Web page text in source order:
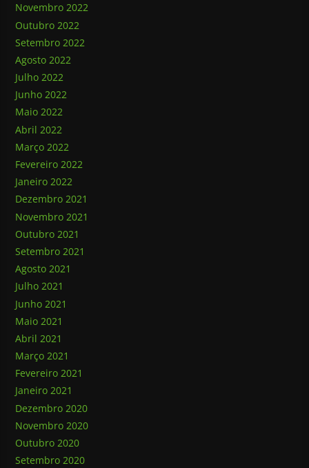
Novembro 2022
Outubro 2022
Setembro 2022
Agosto 2022
Julho 2022
Junho 2022
Maio 2022
Abril 2022
Março 2022
Fevereiro 2022
Janeiro 2022
Dezembro 2021
Novembro 2021
Outubro 2021
Setembro 2021
Agosto 2021
Julho 2021
Junho 2021
Maio 2021
Abril 2021
Março 2021
Fevereiro 2021
Janeiro 2021
Dezembro 2020
Novembro 2020
Outubro 2020
Setembro 2020